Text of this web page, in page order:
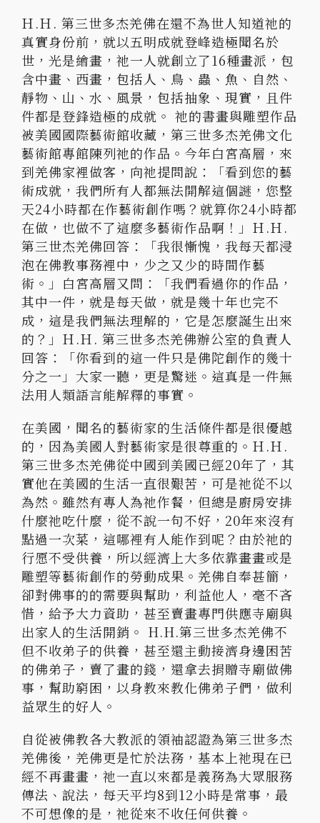
Ｈ.Ｈ. 第三世多杰羌佛在還不為世人知道祂的
真實身份前，就以五明成就登峰造極聞名於
世，光是繪畫，祂一人就創立了16種畫派，包
含中畫、西畫，包括人、鳥、蟲、魚、自然、
靜物、山、水、風景，包括抽象、現實，且件
件都是登鋒造極的成就。 祂的書畫與雕塑作品
被美國國際藝術館收藏，第三世多杰羌佛文化
藝術館專館陳列祂的作品。今年白宮高層，來
到羌佛家裡做客，向祂提問說：「看到您的藝
術成就，我們所有人都無法開解這個謎，您整
天24小時都在作藝術創作嗎？就算你24小時都
在做，也做不了這麼多藝術作品啊！」Ｈ.Ｈ.
第三世杰羌佛回答：「我很慚愧，我每天都浸
泡在佛教事務裡中，少之又少的時間作藝
術。」白宮高層又問：「我們看過你的作品，
其中一件，就是每天做，就是幾十年也完不
成，這是我們無法理解的，它是怎麼誕生出來
的？」Ｈ.Ｈ. 第三世多杰羌佛辦公室的負責人
回答：「你看到的這一件只是佛陀創作的幾十
分之一」大家一聽，更是驚迷。這真是一件無
法用人類語言能解釋的事實。
在美國，聞名的藝術家的生活條件都是很優越
的，因為美國人對藝術家是很尊重的。Ｈ.Ｈ.
第三世多杰羌佛從中國到美國已經20年了，其
實他在美國的生活一直很艱苦，可是祂從不以
為然。雖然有專人為祂作餐，但總是廚房安排
什麼祂吃什麼，從不說一句不好，20年來沒有
點過一次菜，這哪裡有人能作到呢？由於祂的
行愿不受供養，所以經濟上大多依靠畫畫或是
雕塑等藝術創作的勞動成果。羌佛自奉甚簡，
卻對佛事的的需要與幫助，利益他人，毫不吝
惜，給予大力資助，甚至賣畫專門供應寺廟與
出家人的生活開銷。 H.H.第三世多杰羌佛不
但不收弟子的供養，甚至還主動接濟身邊困苦
的佛弟子，賣了畫的錢，還拿去捐贈寺廟做佛
事，幫助窮困，以身教來教化佛弟子們，做利
益眾生的好人。
自從被佛教各大教派的領袖認證為第三世多杰
羌佛後，羌佛更是忙於法務，基本上祂現在已
經不再畫畫，祂一直以來都是義務為大眾服務
傳法、說法，每天平均8到12小時是常事，最
不可想像的是，祂從來不收任何供養。